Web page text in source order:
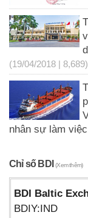
(19/04/2018 | 8,689)
nhân sự làm
Chỉ số BDI(Xem thêm)
BDI Baltic
BDIY:IND